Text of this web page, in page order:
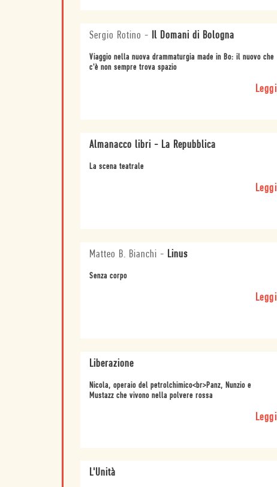
Sergio Rotino - Il Domani di Bologna
Viaggio nella nuova drammaturgia made in Bo: il nuovo che
c'è non sempre trova spazio
Leggi
Almanacco libri - La Repubblica
La scena teatrale
Leggi
Matteo B. Bianchi - Linus
Senza corpo
Leggi
Liberazione
Nicola, operaio del petrolchimico<br>Panz, Nunzio e
Mustazz che vivono nella polvere rossa
Leggi
L'Unità